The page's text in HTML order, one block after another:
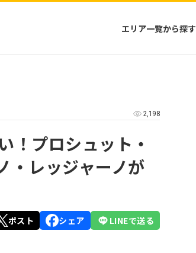
エリア一覧から探す
アジア
北米
中南米
中近東
ハワイ
ミクロネシア
オセアニア
南太平洋
2,198
！プロシュット・
・レッジャーノが
ポスト シェア LINEで送る